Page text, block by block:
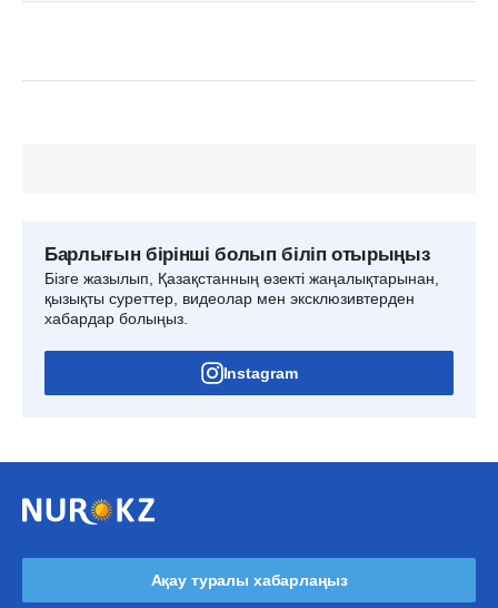
Барлығын бірінші болып біліп отырыңыз
Бізге жазылып, Қазақстанның өзекті жаңалықтарынан,
қызықты суреттер, видеолар мен эксклюзивтерден
хабардар болыңыз.
Instagram
Ақау туралы хабарлаңыз